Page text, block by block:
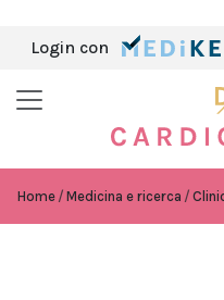
Login con
Home Medicina e ricerca